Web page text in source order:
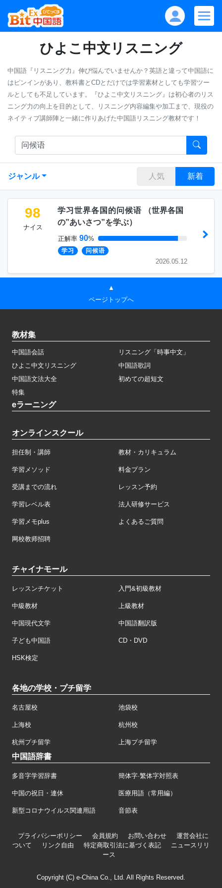
ひよこ中文リスニング
中国語『リスニング力』伸び悩んでいませんか？英語と違って中国語に
はピンインがあり、教科書とCDとだけでは学習素材としても学習ツー
ルとしても不足しています。『ひよこ中文リスニング』は初心者のリス
ニング力の向上を目的として、リスニング内容編集や加工まで、現役の
ネイティブ講師陣と一緒に作りあげた中国語リスニング教材です！
ジャンル 人気 新着
98
ナイス
学习世界各国的问候语 （世界各国
の”あいさつ”を学ぶ）
正解率 90%
学习 问候语
2026.05.12
▲
ページトップへ
教材集
中国語会話
リスニング「時事中文」
ひよこ中文リスニング
中国語歌詞
中国語文法大全
初めての超短文
特集
eラーニング
オンラインスクール
担任制・講師 教材・カリキュラム
学習メソッド 料金プラン
受講までの流れ レッスン予約
学習レベル表 法人研修サービス
学習メモplus よくあるご質問
网校教师招聘
チャイナモール
レッスンチケット 入門&初級教材
中級教材 上級教材
中国現代文学 中国語翻訳版
子ども中国語 CD・DVD
HSK検定
各地の学校・プチ留学
名古屋校 池袋校
上海校 杭州校
杭州プチ留学 上海プチ留学
中国語辞書
多音字学習辞書 簡体字·繁体字対照表
中国の祝日・連休 医療用語（常用編）
新型コロナウイルス関連用語 音節表
プライバシーポリシー 会員規約 お問い合わせ
運営会社に
ついて
リンク自由 特定商取引法に基づく表記
ニュースリリ
ース
Copyright (C) e-China Co., Ltd. All Rights Reserved.